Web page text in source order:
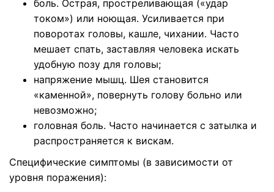
боль. Острая, простреливающая («удар
током») или ноющая. Усиливается при
поворотах головы, кашле, чихании. Часто
мешает спать, заставляя человека искать
удобную позу для головы;
напряжение мышц. Шея становится
«каменной», повернуть голову больно или
невозможно;
головная боль. Часто начинается с затылка и
распространяется к вискам.
Специфические симптомы (в зависимости от
уровня поражения):